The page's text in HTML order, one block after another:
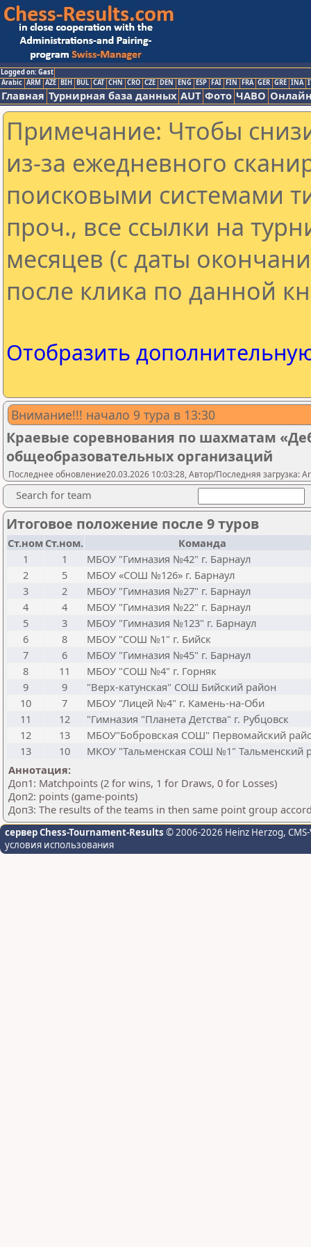
Logged on: Gast
Arabic ARM AZE BIH BUL CAT CHN CRO CZE DEN ENG ESP FAI FIN FRA GER GRE INA
Главная Турнирная база данных AUT Фото ЧАВО
Примечание: Чтобы
из-за ежедневного
поисковыми системами
проч., все ссылки на
месяцев (с даты
после клика по данной
Отобразить
Внимание!!! начало 9 тура в 13:30
Краевые соревнования по шахматам
общеобразовательных организаций
Последнее обновление20.03.2026 10:03:28, Автор/Последняя загрузка:
Search for team
Итоговое положение после 9 туров
Ст.ном Ст.ном.
Команда
1
1
МБОУ "Гимназия №42" г. Барнаул
2
5
МБОУ «СОШ №126» г. Барнаул
3
2
МБОУ "Гимназия №27" г. Барнаул
4
4
МБОУ "Гимназия №22" г. Барнаул
5
3
МБОУ "Гимназия №123" г. Барнаул
6
8
МБОУ "СОШ №1" г. Бийск
7
6
МБОУ "Гимназия №45" г. Барнаул
8
11
МБОУ "СОШ №4" г. Горняк
9
9
"Верх-катунская" СОШ Бийский район
10
7
МБОУ "Лицей №4" г. Камень-на-Оби
11
12
"Гимназия "Планета Детства" г. Рубцовск
12
13
МБОУ"Бобровская СОШ" Первомайский
13
10
МКОУ "Тальменская СОШ №1" Тальменский
Аннотация:
Доп1: Matchpoints (2 for wins, 1 for Draws, 0 for Losses)
Доп2: points (game-points)
Доп3: The results of the teams in then same point group
сервер Chess-Tournament-Results © 2006-2026 Heinz Herzog,
условия использования